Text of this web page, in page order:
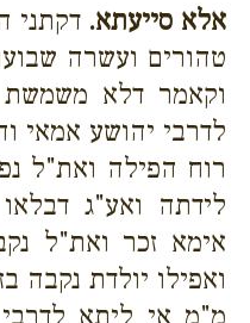
אלא סייעתא. דקתני
טהורים ועשרה
וקאמר דלא
לדרבי יהושע אמאי
רוח הפילה ואת"ל
לידתה ואע"ג
אימא זכר ואת"ל
ואפילו יולדת נקבה